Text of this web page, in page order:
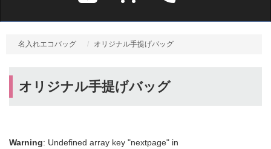
名入れエコバッグ オリジナル手提げバッグ
オリジナル手提げバッグ
Warning: Undefined array key "nextpage" in